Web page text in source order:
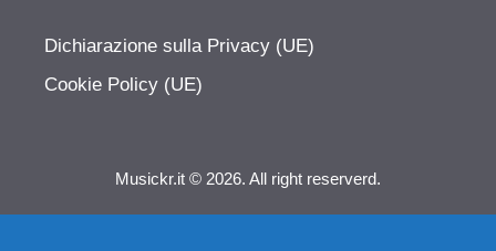
Dichiarazione sulla Privacy (UE)
Cookie Policy (UE)
Musickr.it © 2026. All right reserverd.